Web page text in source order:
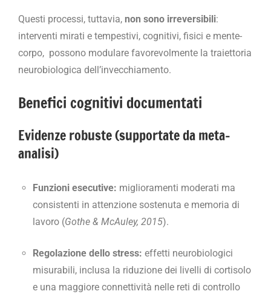
Questi processi, tuttavia, non sono irreversibili:
interventi mirati e tempestivi, cognitivi, fisici e mente-
corpo, possono modulare favorevolmente la traiettoria
neurobiologica dell’invecchiamento.
Benefici cognitivi documentati
Evidenze robuste (supportate da meta-
analisi)
Funzioni esecutive: miglioramenti moderati ma
consistenti in attenzione sostenuta e memoria di
lavoro (Gothe & McAuley, 2015).
Regolazione dello stress: effetti neurobiologici
misurabili, inclusa la riduzione dei livelli di cortisolo
e una maggiore connettività nelle reti di controllo